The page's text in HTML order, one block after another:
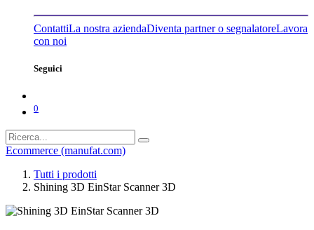
ContattiLa nostra aziendaDiventa partner o segnalatoreLavora
con noi
Seguici
0
Ecommerce (manufat.com)
Tutti i prodotti
Shining 3D EinStar Scanner 3D